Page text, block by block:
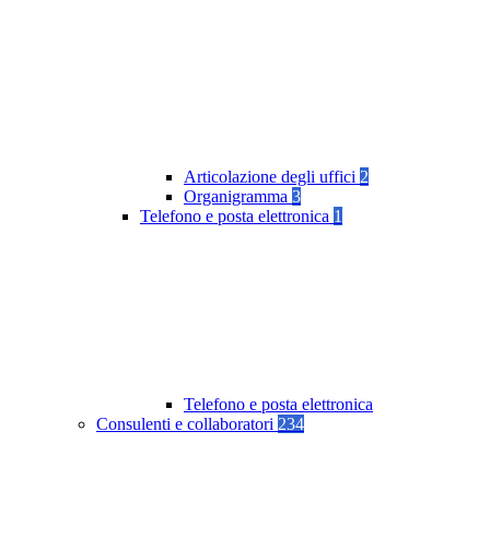
Articolazione degli uffici 2
Organigramma 3
Telefono e posta elettronica 1
Telefono e posta elettronica
Consulenti e collaboratori 234